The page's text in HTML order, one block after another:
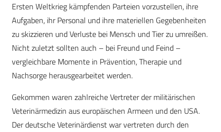
Ersten Weltkrieg kämpfenden Parteien vorzustellen, ihre
Aufgaben, ihr Personal und ihre materiellen Gegebenheiten
zu skizzieren und Verluste bei Mensch und Tier zu umreißen.
Nicht zuletzt sollten auch – bei Freund und Feind –
vergleichbare Momente in Prävention, Therapie und
Nachsorge herausgearbeitet werden.
Gekommen waren zahlreiche Vertreter der militärischen
Veterinärmedizin aus europäischen Armeen und den USA.
Der deutsche Veterinärdienst war vertreten durch den